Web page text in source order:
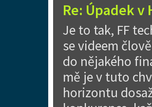
Re: Úpadek
Je to tak, FF
se videem
do nějakého
mě je v tuto
horizontu